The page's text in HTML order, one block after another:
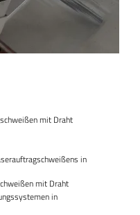
mit Draht
in
mit Draht
in